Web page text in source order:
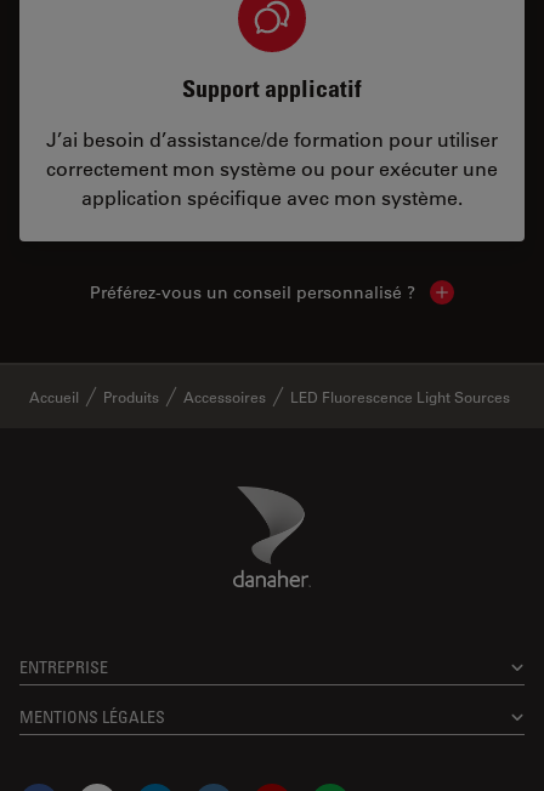
Support applicatif
J’ai besoin d’assistance/de formation pour utiliser
correctement mon système ou pour exécuter une
application spécifique avec mon système.
Préférez-vous un conseil personnalisé ? Show local
Accueil Produits Accessoires LED Fluorescence Light Sources
Danaher Logo
ENTREPRISE
MENTIONS LÉGALES